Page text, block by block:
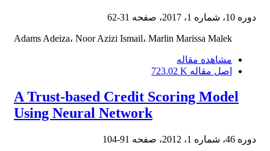
دوره 10، شماره 1، 2017، صفحه 31-62
Adams Adeiza، Noor Azizi Ismail، Marlin Marissa Malek
مشاهده مقاله
اصل مقاله 723.02 K
A Trust-based Credit Scoring Model
Using Neural Network
دوره 46، شماره 1، 2012، صفحه 91-104